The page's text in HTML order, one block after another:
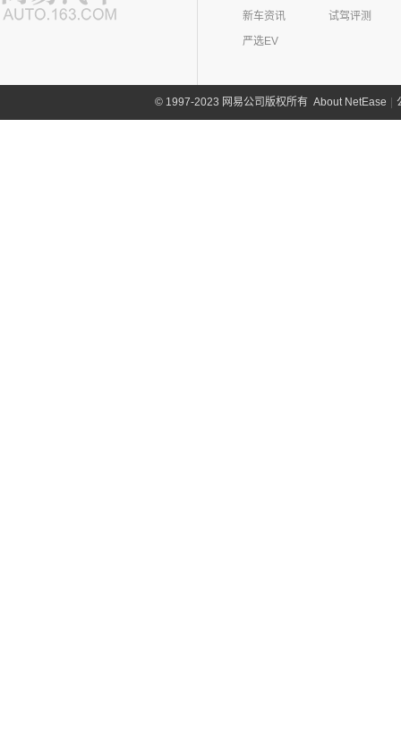
新车资讯
试驾评测
严选EV
©1997-2023 网易公司版权所有 About NetEase